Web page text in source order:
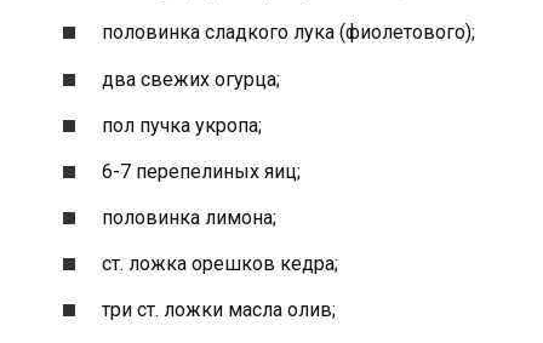
половинка сладкого лука (фиолетового);
два свежих огурца;
пол пучка укропа;
6-7 перепелиных яиц;
половинка лимона;
ст. ложка орешков кедра;
три ст. ложки масла олив;